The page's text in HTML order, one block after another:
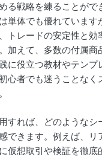
る戦略を練ることがで
単体でも優れています
トレードの安定性と効
加えて、多数の付属商
に役立つ教材やテンプ
心者でも迷うことなく
すれば、どのようなシ
できます。例えば、リ
仮想取引や検証を徹底